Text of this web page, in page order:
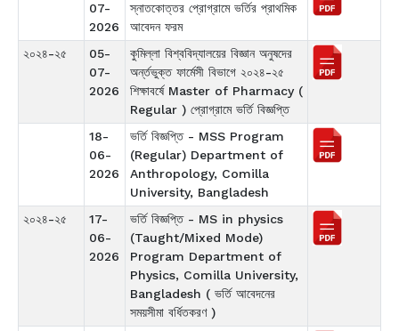
07-
2026
স্নাতকোত্তর প্রোগ্রামে ভর্তির প্রাথমিক
আবেদন ফরম
২০২৪-২৫
05-
07-
2026
কুমিল্লা বিশ্ববিদ্যালয়ের বিজ্ঞান অনুষদের
অর্ন্তভুক্ত ফার্মেসী বিভাগে ২০২৪-২৫
শিক্ষাবর্ষে Master of Pharmacy (
Regular ) প্রোগ্রামে ভর্তি বিজ্ঞপ্তি
18-
06-
2026
ভর্তি বিজ্ঞপ্তি - MSS Program
(Regular) Department of
Anthropology, Comilla
University, Bangladesh
২০২৪-২৫
17-
06-
2026
ভর্তি বিজ্ঞপ্তি - MS in physics
(Taught/Mixed Mode)
Program Department of
Physics, Comilla University,
Bangladesh ( ভর্তি আবেদনের
সময়সীমা বর্ধিতকরণ )